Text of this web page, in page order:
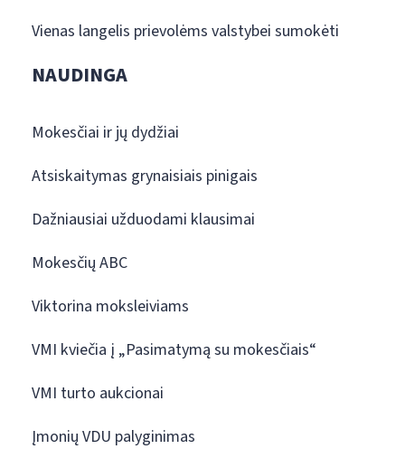
Vienas langelis prievolėms valstybei sumokėti
NAUDINGA
Mokesčiai ir jų dydžiai
Atsiskaitymas grynaisiais pinigais
Dažniausiai užduodami klausimai
Mokesčių ABC
Viktorina moksleiviams
VMI kviečia į „Pasimatymą su mokesčiais“
VMI turto aukcionai
Įmonių VDU palyginimas